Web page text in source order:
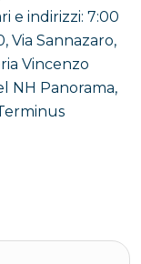
e indirizzi: 7:00
Via Sannazaro,
Vincenzo
NH Panorama,